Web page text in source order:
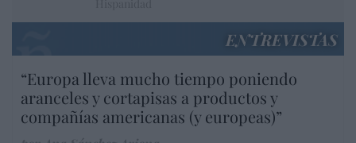
ENTREVISTAS
“Europa lleva mucho tiempo poniendo
aranceles y cortapisas a productos y
compañías americanas (y europeas)”